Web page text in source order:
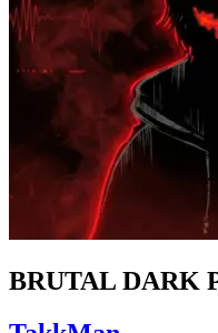
BRUTAL DARK